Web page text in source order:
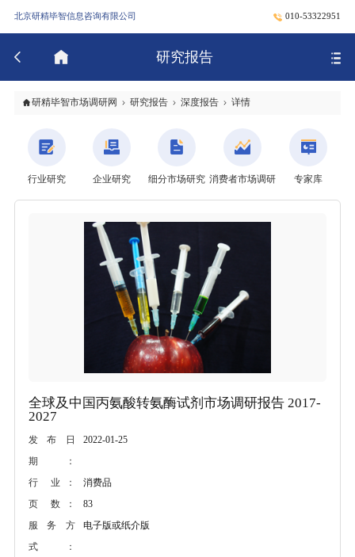
北京研精毕智信息咨询有限公司 010-53322951
研究报告
研精毕智市场调研网 研究报告 深度报告 详情
行业研究 企业研究 细分市场研究 消费者市场调研 专家库
全球及中国丙氨酸转氨酶试剂市场调研报告 2017-
2027
发布日
期：
2022-01-25
行 业：
消费品
页 数：
83
服务方
式：
电子版或纸介版